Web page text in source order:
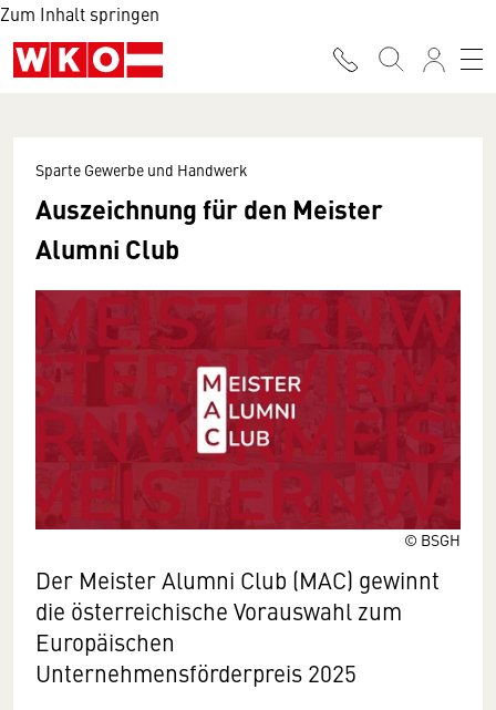
Zum Inhalt springen
© BSGH
Sparte Gewerbe und Handwerk
Auszeichnung für den Meister
Alumni Club
Der Meister Alumni Club (MAC) gewinnt
die österreichische Vorauswahl zum
Europäischen
Unternehmensförderpreis 2025